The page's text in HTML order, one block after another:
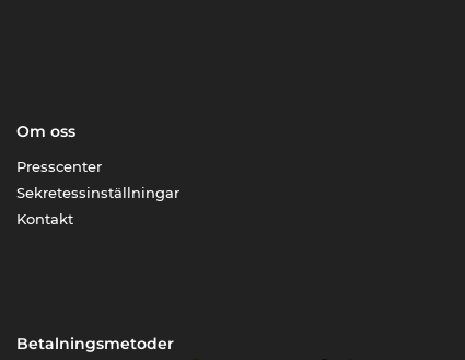
Om oss
Presscenter
Sekretessinställningar
Kontakt
Betalningsmetoder